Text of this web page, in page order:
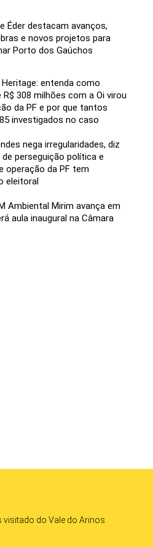
Éder destacam avanços,
e novos projetos para
Porto dos Gaúchos
entenda como
R$ 308 milhões com a Oi virou
da PF e por que tantos
investigados no caso
nega irregularidades, diz
perseguição política e
operação da PF tem
eleitoral
Ambiental Mirim avança em
aula inaugural na Câmara
visitado do Vale do Arinos